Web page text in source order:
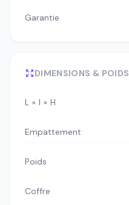
Garantie
DIMENSIONS & POIDS
L × l × H
Empattement
Poids
Coffre